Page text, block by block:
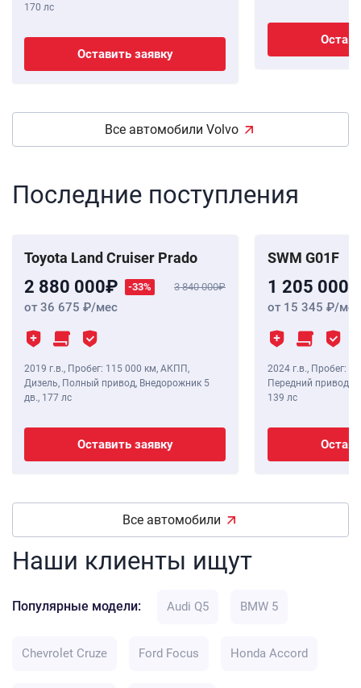
170 лс
Оставить заявку
Все автомобили Volvo
Последние поступления
Toyota Land Cruiser Prado
2 880 000 -33% 3 840 000
от 36 675 /мес
2019 г.в., Пробег: 115 000 км, АКПП,
Дизель, Полный привод, Внедорожник 5
дв., 177 лс
Оставить заявку
SWM G01F
1 205 000
от 15 345 /мес
2024 г.в., Пробег: 8
Передний привод,
139 лс
Все автомобили
Наши клиенты ищут
Популярные модели: Audi Q5 BMW 5
Chevrolet Cruze Ford Focus Honda Accord